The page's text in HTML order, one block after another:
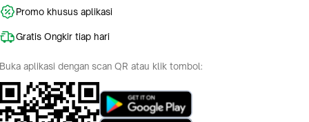
Promo khusus aplikasi
Gratis Ongkir tiap hari
Buka aplikasi dengan scan QR atau klik tombol: